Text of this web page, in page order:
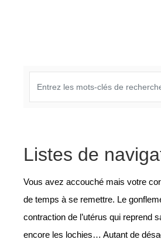
Listes de
Vous avez accouché mais votre
de temps à se remettre. Le
contraction de l’utérus qui reprend
encore les lochies… Autant de